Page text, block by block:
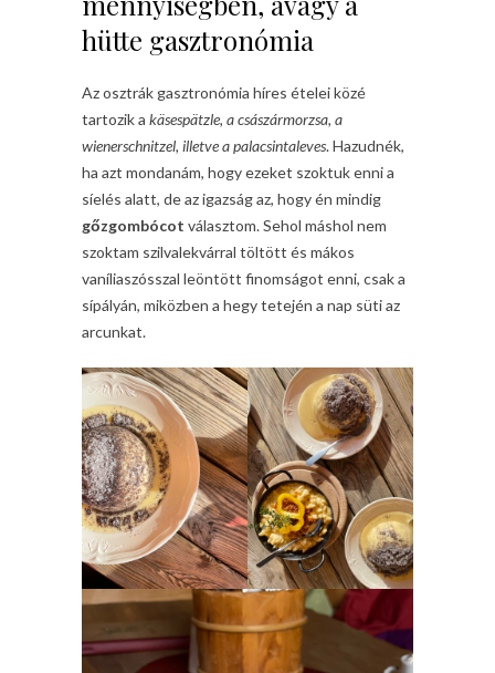
hütte gasztronómia
Az osztrák gasztronómia híres ételei közé
tartozik a käsespätzle, a császármorzsa, a
wienerschnitzel, illetve a palacsintaleves. Hazudnék,
ha azt mondanám, hogy ezeket szoktuk enni a
síelés alatt, de az igazság az, hogy én mindig
gőzgombócot választom. Sehol máshol nem
szoktam szilvalekvárral töltött és mákos
vaníliaszósszal leöntött finomságot enni, csak a
sípályán, miközben a hegy tetején a nap süti az
arcunkat.